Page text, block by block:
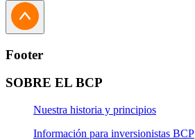
Footer
SOBRE EL BCP
Nuestra historia y principios
Información para inversionistas BCP